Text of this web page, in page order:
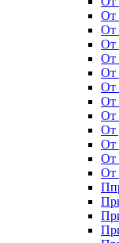
От
От
От
От
От
От
От
От
От
От
От
От